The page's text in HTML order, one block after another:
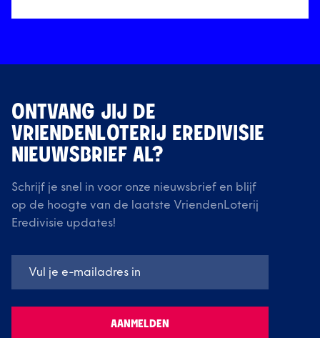
ONTVANG JIJ DE
VRIENDENLOTERIJ EREDIVISIE
NIEUWSBRIEF AL?
Schrijf je snel in voor onze nieuwsbrief en blijf
op de hoogte van de laatste VriendenLoterij
Eredivisie updates!
AANMELDEN